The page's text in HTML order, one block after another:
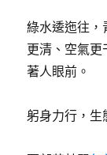
綠水逶迤往，
更清、空氣
著人眼前。
躬身力行，生